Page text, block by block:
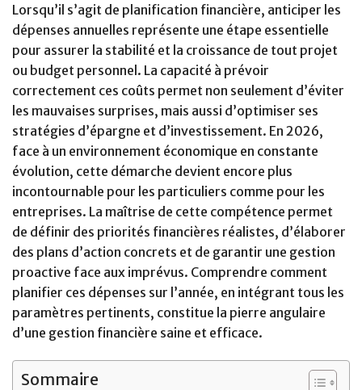
Lorsqu’il s’agit de planification financière, anticiper les
dépenses annuelles représente une étape essentielle
pour assurer la stabilité et la croissance de tout projet
ou budget personnel. La capacité à prévoir
correctement ces coûts permet non seulement d’éviter
les mauvaises surprises, mais aussi d’optimiser ses
stratégies d’épargne et d’investissement. En 2026,
face à un environnement économique en constante
évolution, cette démarche devient encore plus
incontournable pour les particuliers comme pour les
entreprises. La maîtrise de cette compétence permet
de définir des priorités financières réalistes, d’élaborer
des plans d’action concrets et de garantir une gestion
proactive face aux imprévus. Comprendre comment
planifier ces dépenses sur l’année, en intégrant tous les
paramètres pertinents, constitue la pierre angulaire
d’une gestion financière saine et efficace.
Sommaire